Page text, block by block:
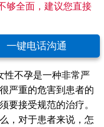
够全面，建议您直接
一键电话沟通
不孕是一种非常严
严重的危害到患者的
要接受规范的治疗。
，对于患者来说，怎